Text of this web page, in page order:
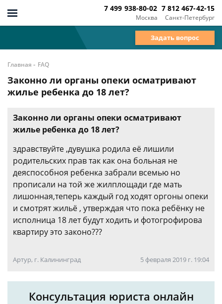
Москва
7 499 938-80-02
Санкт-Петербург
7 812 467-42-15
Задать вопрос
Главная - FAQ
Законно ли органы опеки осматривают
жилье ребенка до 18 лет?
Законно ли органы опеки осматривают
жилье ребенка до 18 лет?
здравствуйте ,дувушка родила её лишили
родительских прав так как она больная не
деяспособноя ребенка забрали всемью но
прописали на той же жилплощади где мать
лишонная,теперь каждый год ходят оргоны опеки
и смотрят жильё , утверждая что пока ребёнку не
исполница 18 лет будут ходить и фотогрофирова
квартиру это законо???
Артур, г. Калининград 5 февраля 2019 г. 19:04
Консультация юриста онлайн